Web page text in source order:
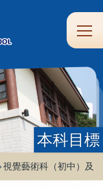
Main
園
道
本科目標
視覺藝術科（初中）及